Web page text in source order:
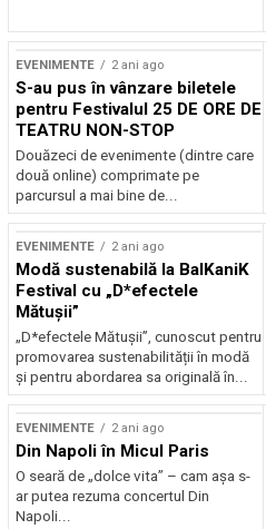
EVENIMENTE 2 ani ago
S-au pus în vânzare biletele
pentru Festivalul 25 DE ORE DE
TEATRU NON-STOP
Douăzeci de evenimente (dintre care
două online) comprimate pe
parcursul a mai bine de...
EVENIMENTE 2 ani ago
Modă sustenabilă la BalKaniK
Festival cu „D*efectele
Mătușii”
„D*efectele Mătușii”, cunoscut pentru
promovarea sustenabilității în modă
și pentru abordarea sa originală în...
EVENIMENTE 2 ani ago
Din Napoli în Micul Paris
O seară de „dolce vita” – cam așa s-
ar putea rezuma concertul Din
Napoli...